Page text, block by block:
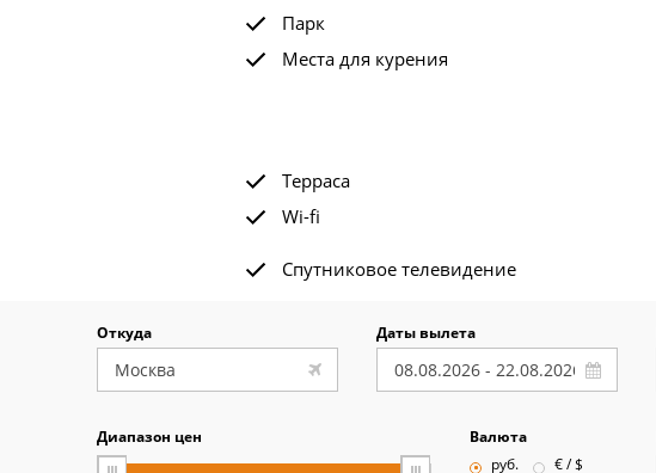
Парк
Места для курения
Терраса
Wi-fi
Спутниковое телевидение
Откуда Даты вылета
Диапазон цен
Валюта
руб.
€ / $